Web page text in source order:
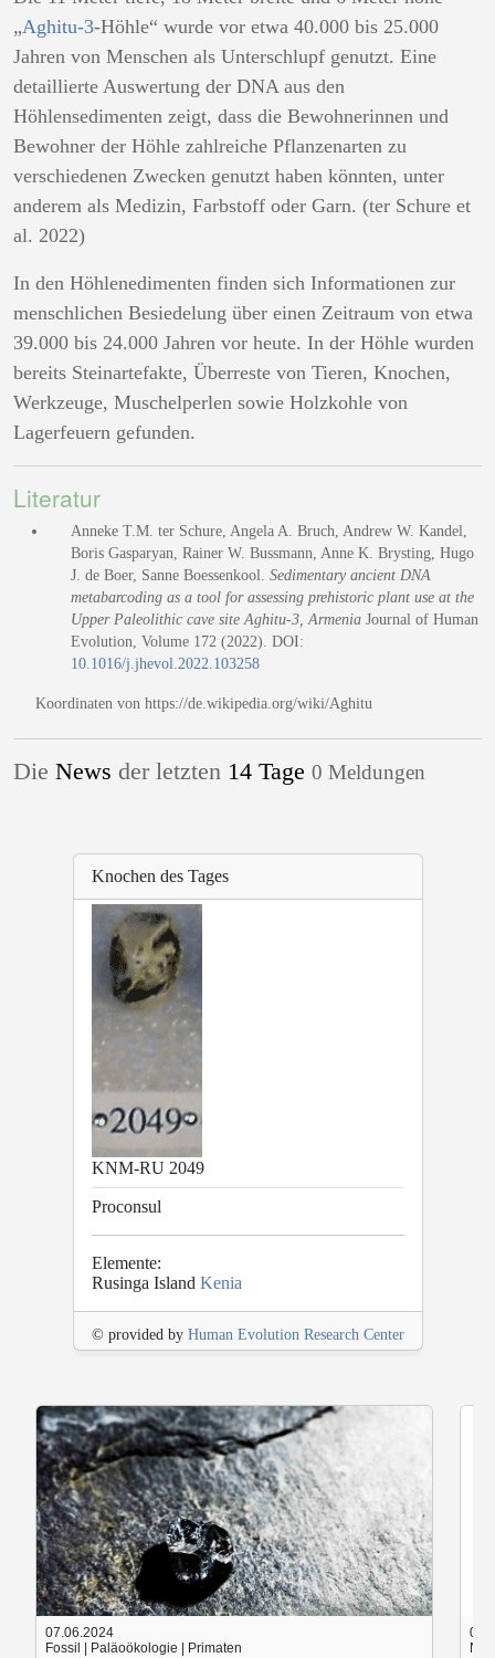
„Aghitu-3-Höhle“ wurde vor etwa 40.000 bis 25.000
Jahren von Menschen als Unterschlupf genutzt. Eine
detaillierte Auswertung der DNA aus den
Höhlensedimenten zeigt, dass die Bewohnerinnen und
Bewohner der Höhle zahlreiche Pflanzenarten zu
verschiedenen Zwecken genutzt haben könnten, unter
anderem als Medizin, Farbstoff oder Garn. (ter Schure et
al. 2022)
In den Höhlenedimenten finden sich Informationen zur
menschlichen Besiedelung über einen Zeitraum von etwa
39.000 bis 24.000 Jahren vor heute. In der Höhle wurden
bereits Steinartefakte, Überreste von Tieren, Knochen,
Werkzeuge, Muschelperlen sowie Holzkohle von
Lagerfeuern gefunden.
Literatur
Anneke T.M. ter Schure, Angela A. Bruch, Andrew W. Kandel,
Boris Gasparyan, Rainer W. Bussmann, Anne K. Brysting, Hugo
J. de Boer, Sanne Boessenkool. Sedimentary ancient DNA
metabarcoding as a tool for assessing prehistoric plant use at the
Upper Paleolithic cave site Aghitu-3, Armenia Journal of Human
Evolution, Volume 172 (2022). DOI:
10.1016/j.jhevol.2022.103258
Koordinaten von https://de.wikipedia.org/wiki/Aghitu
Die News der letzten 14 Tage 0 Meldungen
Knochen des Tages
KNM-RU 2049
Proconsul
Elemente:
Rusinga Island Kenia
© provided by Human Evolution Research Center
07.06.2024
Fossil | Paläoökologie | Primaten